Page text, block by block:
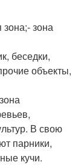
зона;- зона
беседки,
объекты,
В свою
парники,
кучи.